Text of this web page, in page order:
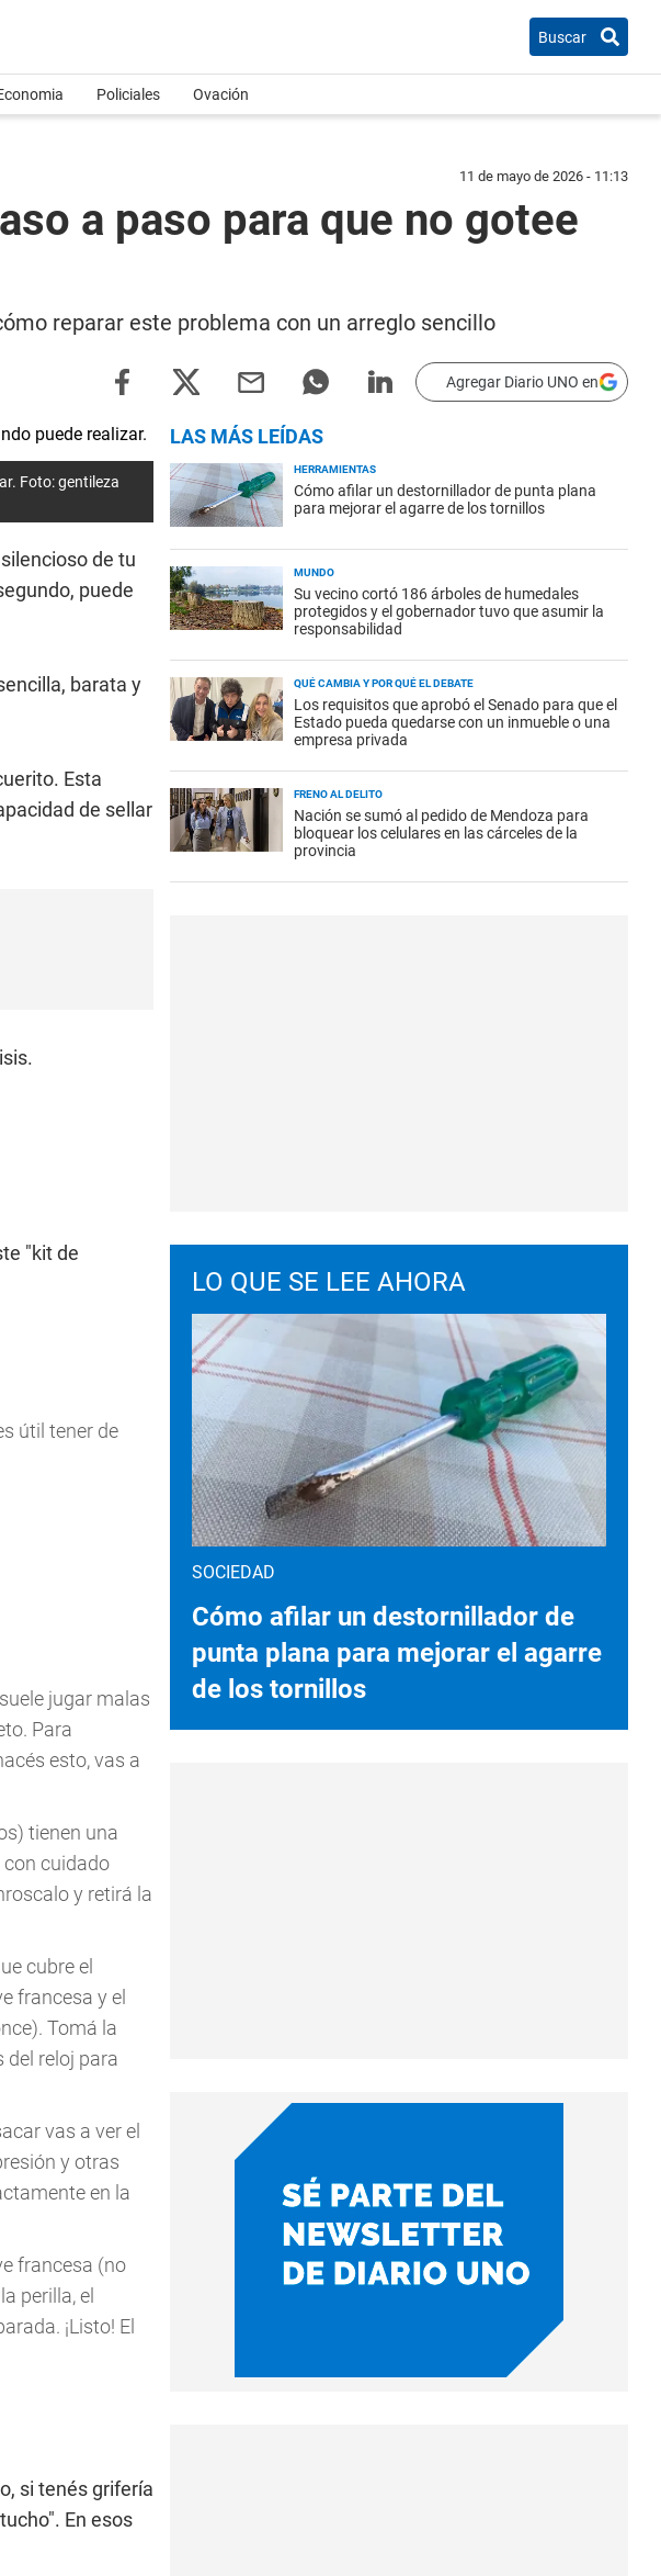
Buscar
Policiales Ovación
11 de mayo de 2026 - 11:13
a paso para que no gotee
reparar este problema con un arreglo sencillo
Agregar Diario UNO en
Foto: gentileza
de tu
puede
barata y
Esta
de sellar
"kit de
útil tener de
jugar malas
Para
esto, vas a
tienen una
con cuidado
y retirá la
cubre el
francesa y el
Tomá la
del reloj para
vas a ver el
y otras
en la
francesa (no
perilla, el
¡Listo! El
si tenés grifería
En esos
LAS MÁS LEÍDAS
HERRAMIENTAS
Cómo afilar un destornillador de punta plana
para mejorar el agarre de los tornillos
MUNDO
Su vecino cortó 186 árboles de humedales
protegidos y el gobernador tuvo que asumir la
responsabilidad
QUÉ CAMBIA Y POR QUÉ EL DEBATE
Los requisitos que aprobó el Senado para que el
Estado pueda quedarse con un inmueble o una
empresa privada
FRENO AL DELITO
Nación se sumó al pedido de Mendoza para
bloquear los celulares en las cárceles de la
provincia
LO QUE SE LEE AHORA
SOCIEDAD
Cómo afilar un destornillador de
punta plana para mejorar el agarre
de los tornillos